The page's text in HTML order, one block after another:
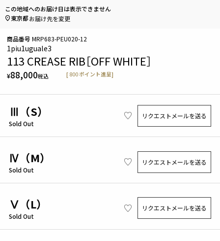
1piu1uguale3
113 CREASE RIB［OFF WHITE］
¥88,000税込 [ 800 ポイント進呈]
商品番号 MRP683-PEU020-12
Ⅲ（S）
Sold Out
リクエストメールを送る
Ⅳ（M）
Sold Out
リクエストメールを送る
Ⅴ（L）
Sold Out
リクエストメールを送る
この地域へのお届け日は表示できません
東京都お届け先を変更